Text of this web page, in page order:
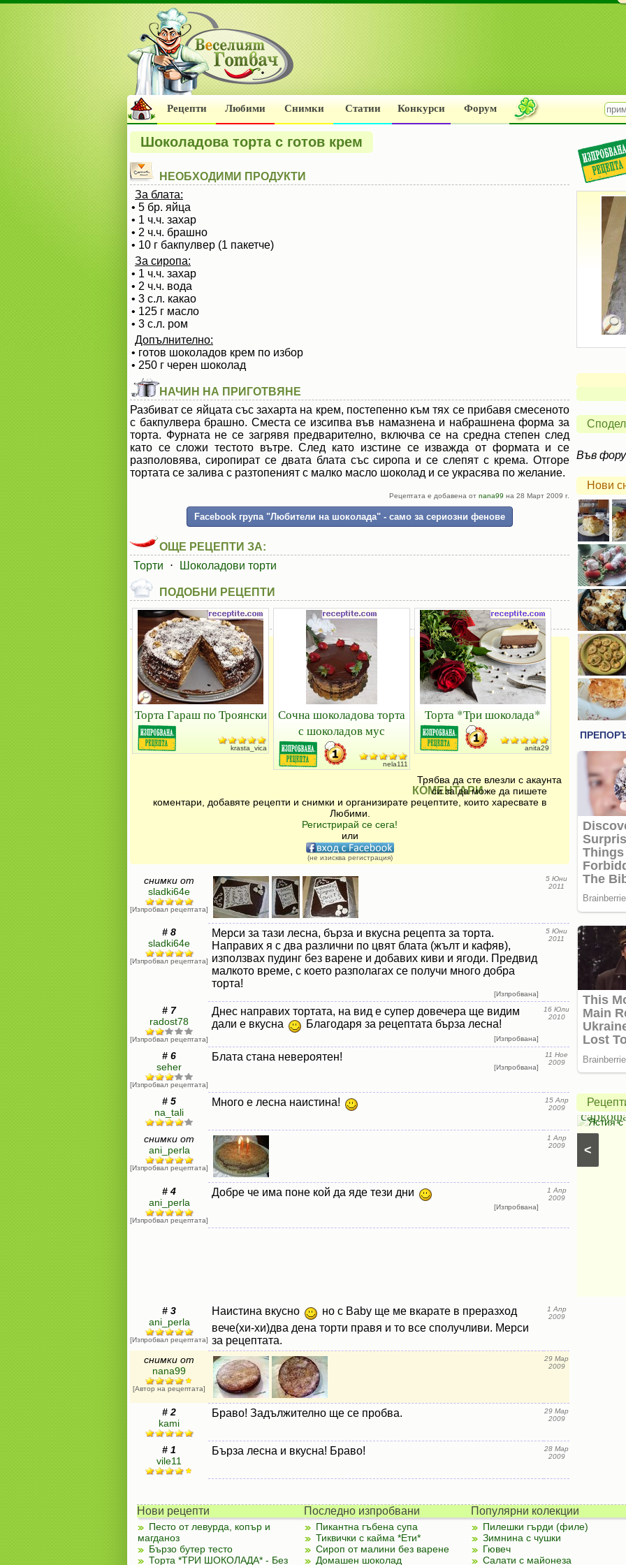
Рецепти Любими Снимки Статии Конкурси Форум
Шоколадова торта с готов крем
НЕОБХОДИМИ ПРОДУКТИ
За блата:
• 5 бр. яйца
• 1 ч.ч. захар
• 2 ч.ч. брашно
• 10 г бакпулвер (1 пакетче)
За сиропа:
• 1 ч.ч. захар
• 2 ч.ч. вода
• 3 с.л. какао
• 125 г масло
• 3 с.л. ром
Допълнително:
• готов шоколадов крем по избор
• 250 г черен шоколад
НАЧИН НА ПРИГОТВЯНЕ
Разбиват се яйцата със захарта на крем, постепенно към тях се прибавя смесеното
с бакпулвера брашно. Сместа се изсипва във намазнена и набрашнена форма за
торта. Фурната не се загрявя предварително, включва се на средна степен след
като се сложи тестото вътре. След като изстине се изважда от формата и се
разполовява, сиропират се двата блата със сиропа и се слепят с крема. Отгоре
тортата се залива с разтопеният с малко масло шоколад и се украсява по желание.
Рецептата е добавена от nana99 на 28 Март 2009 г.
Facebook група "Любители на шоколада" - само за сериозни фенове
ОЩЕ РЕЦЕПТИ ЗА:
Торти
⋅ Шоколадови торти
ПОДОБНИ РЕЦЕПТИ
Торта Гараш по Троянски
krasta_vica
Сочна шоколадова торта
с шоколадов мус
nela111
Торта *Три шоколада*
anita29
КОМЕНТАРИ
Трябва да сте влезли с акаунта
си за да може да пишете
коментари, добавяте рецепти и снимки и организирате рецептите, които харесвате в
Любими.
Регистрирай се сега!
или
(не изисква регистрация)
снимки от
sladki64e
[Изпробвал рецептата]
5 Юни
2011
# 8
sladki64e
[Изпробвал рецептата]
Мерси за тази лесна, бърза и вкусна рецепта за торта.
Направих я с два различни по цвят блата (жълт и кафяв),
използвах пудинг без варене и добавих киви и ягоди. Предвид
малкото време, с което разполагах се получи много добра
торта!
[Изпробвана]
5 Юни
2011
# 7
radost78
[Изпробвал рецептата]
Днес направих тортата, на вид е супер довечера ще видим
дали е вкусна
Благодаря за рецептата бърза лесна!
[Изпробвана]
16 Юли
2010
# 6
seher
[Изпробвал рецептата]
Блата стана невероятен!
[Изпробвана]
11 Ное
2009
# 5
na_tali
Много е лесна наистина!
15 Апр
2009
снимки от
ani_perla
[Изпробвал рецептата]
1 Апр
2009
# 4
ani_perla
[Изпробвал рецептата]
Добре че има поне кой да яде тези дни
[Изпробвана]
1 Апр
2009
# 3
ani_perla
[Изпробвал рецептата]
Наистина вкусно
но с Baby ще ме вкарате в преразход
вече(хи-хи)два дена торти правя и то все сполучливи. Мерси
за рецептата.
1 Апр
2009
снимки от
nana99
[Автор на рецептата]
29 Мар
2009
# 2
kami
Браво! Задължително ще се пробва.
29 Мар
2009
# 1
vile11
Бърза лесна и вкусна! Браво!
28 Мар
2009
Във
Нови
<
Крем
кокосово
мляко
Кремове, парфета и
Кремове с горски
Печено
пиле
в
Ястия
Нови рецепти
Песто от левурда, копър и
магданоз
Бързо бутер тесто
Торта *ТРИ ШОКОЛАДА* - Без
Последно изпробвани
Пикантна гъбена супа
Тиквички с кайма *Ети*
Сироп от малини без варене
Домашен шоколад
Популярни колекции
Пилешки гърди (филе)
Зимнина с чушки
Гювеч
Салати с майонеза